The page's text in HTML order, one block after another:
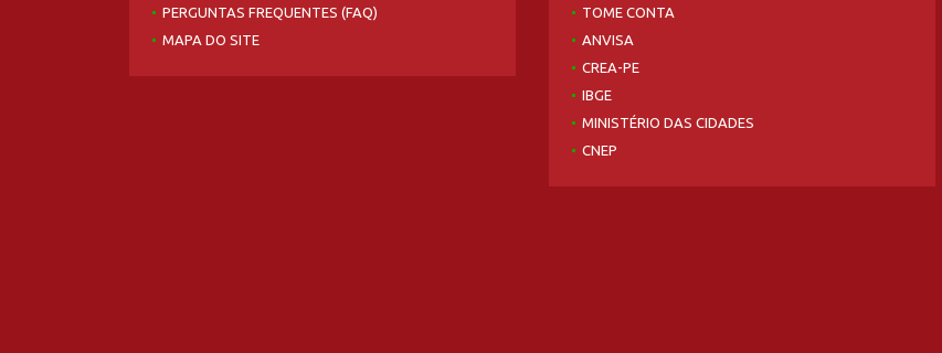
PERGUNTAS FREQUENTES (FAQ)
MAPA DO SITE
TOME CONTA
ANVISA
CREA-PE
IBGE
MINISTÉRIO DAS CIDADES
CNEP